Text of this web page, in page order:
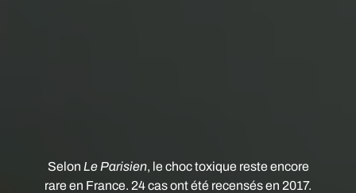
Selon Le Parisien, le choc toxique reste encore
rare en France. 24 cas ont été recensés en 2017.